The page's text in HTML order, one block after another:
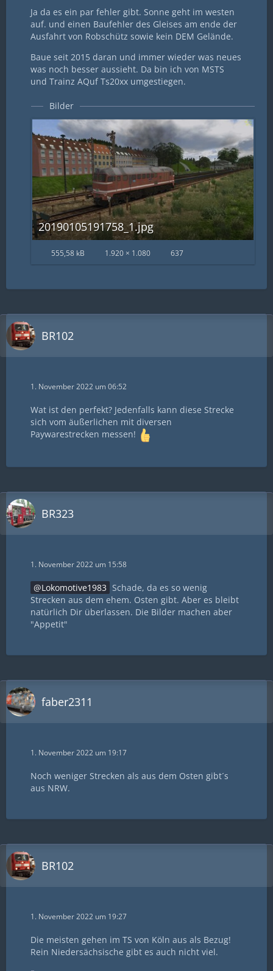
Ja da es ein par fehler gibt. Sonne geht im westen
auf. und einen Baufehler des Gleises am ende der
Ausfahrt von Robschütz sowie kein DEM Gelände.
Baue seit 2015 daran und immer wieder was neues
was noch besser aussieht. Da bin ich von MSTS
und Trainz AQuf Ts20xx umgestiegen.
Bilder
20190105191758_1.jpg
555,58 kB 1.920 × 1.080 637
BR102
1. November 2022 um 06:52
Wat ist den perfekt? Jedenfalls kann diese Strecke
sich vom äußerlichen mit diversen
Paywarestrecken messen!
BR323
1. November 2022 um 15:58
Lokomotive1983 Schade, da es so wenig
Strecken aus dem ehem. Osten gibt. Aber es bleibt
natürlich Dir überlassen. Die Bilder machen aber
"Appetit"
faber2311
1. November 2022 um 19:17
Noch weniger Strecken als aus dem Osten gibt´s
aus NRW.
BR102
1. November 2022 um 19:27
Die meisten gehen im TS von Köln aus als Bezug!
Rein Niedersächsische gibt es auch nicht viel.